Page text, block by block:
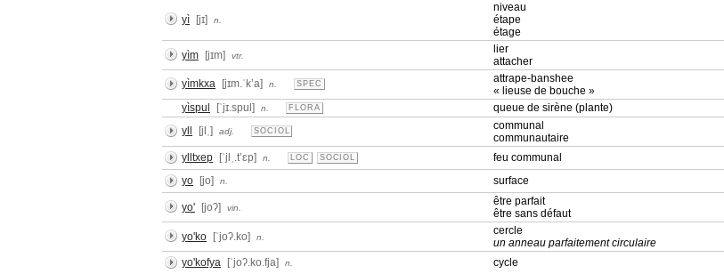
yì [jɪ] n.
niveau
étape
étage
yìm
[jɪm] vtr.
lier
attacher
yìmkxa
[jɪm.ˈkʼa] n. SPEC
attrape-banshee
« lieuse de bouche »
yìspul
[ˈjɪ.spul] n. FLORA
queue de sirène (plante)
yll
[jlˌ] adj. SOCIOL
communal
communautaire
ylltxep
[ˈjlˌ.tʼɛp] n. LOC SOCIOL
feu communal
yo
[jo] n. surface
yo' [joʔ] vin.
être parfait
être sans défaut
yo'ko
[ˈjoʔ.ko] n.
cercle
un anneau parfaitement circulaire
yo'kofya
[ˈjoʔ.ko.fja] n.
cycle